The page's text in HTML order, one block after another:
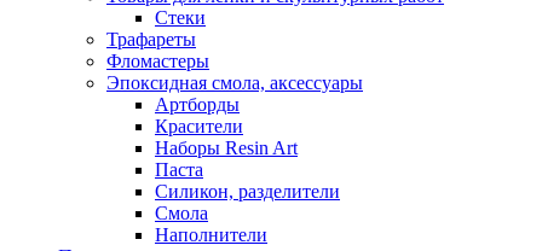
Стеки
Трафареты
Фломастеры
Эпоксидная смола, аксессуары
Артборды
Красители
Наборы Resin Art
Паста
Силикон, разделители
Смола
Наполнители